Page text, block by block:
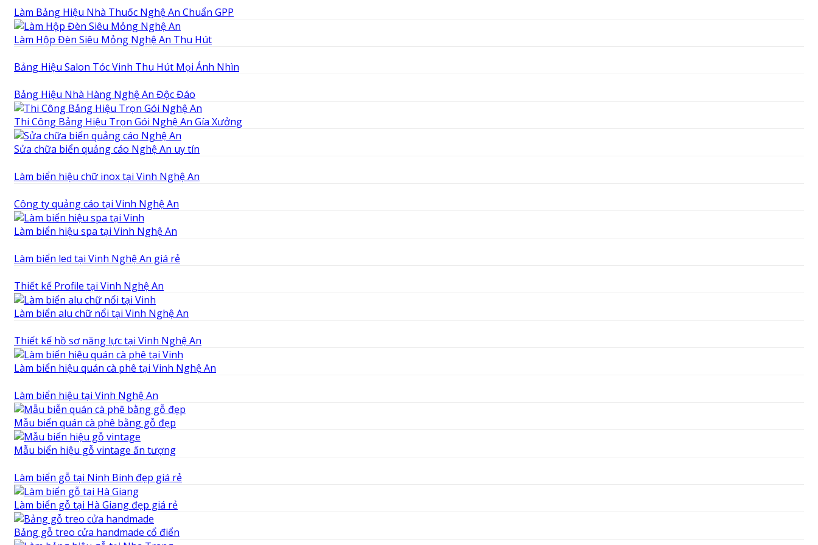
Làm Bảng Hiệu Nhà Thuốc Nghệ An Chuẩn GPP
Làm Hộp Đèn Siêu Mỏng Nghệ An Thu Hút
Bảng Hiệu Salon Tóc Vinh Thu Hút Mọi Ánh Nhìn
Bảng Hiệu Nhà Hàng Nghệ An Độc Đáo
Thi Công Bảng Hiệu Trọn Gói Nghệ An Gía Xưởng
Sửa chữa biển quảng cáo Nghệ An uy tín
Làm biển hiệu chữ inox tại Vinh Nghệ An
Công ty quảng cáo tại Vinh Nghệ An
Làm biển hiệu spa tại Vinh Nghệ An
Làm biển led tại Vinh Nghệ An giá rẻ
Thiết kế Profile tại Vinh Nghệ An
Làm biển alu chữ nổi tại Vinh Nghệ An
Thiết kế hồ sơ năng lực tại Vinh Nghệ An
Làm biển hiệu quán cà phê tại Vinh Nghệ An
Làm biển hiệu tại Vinh Nghệ An
Mẫu biển quán cà phê bằng gỗ đẹp
Mẫu biển hiệu gỗ vintage ấn tượng
Làm biển gỗ tại Ninh Binh đẹp giá rẻ
Làm biển gỗ tại Hà Giang đẹp giá rẻ
Bảng gỗ treo cửa handmade cổ điển